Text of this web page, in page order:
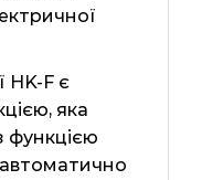
HK-F є
яка
функцією